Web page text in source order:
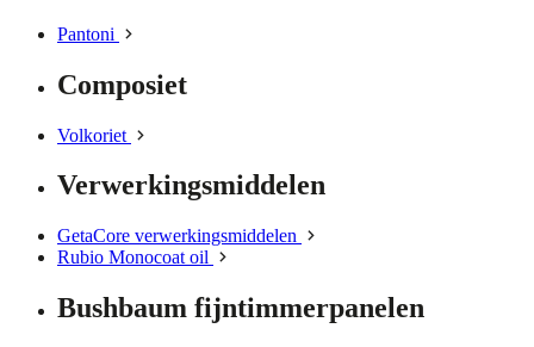
Pantoni
Composiet
Volkoriet
Verwerkingsmiddelen
GetaCore verwerkingsmiddelen
Rubio Monocoat oil
Bushbaum fijntimmerpanelen